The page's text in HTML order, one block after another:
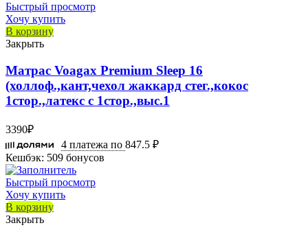
Быстрый просмотр
Хочу купить
В корзину
Закрыть
Матрас Voagax Premium Sleep 16
(холлоф.,кант,чехол жаккард стег.,кокос
1стор.,латекс с 1стор.,выс.1
3390₽
4 платежа по 847.5 ₽
Кешбэк: 509 бонусов
Быстрый просмотр
Хочу купить
В корзину
Закрыть